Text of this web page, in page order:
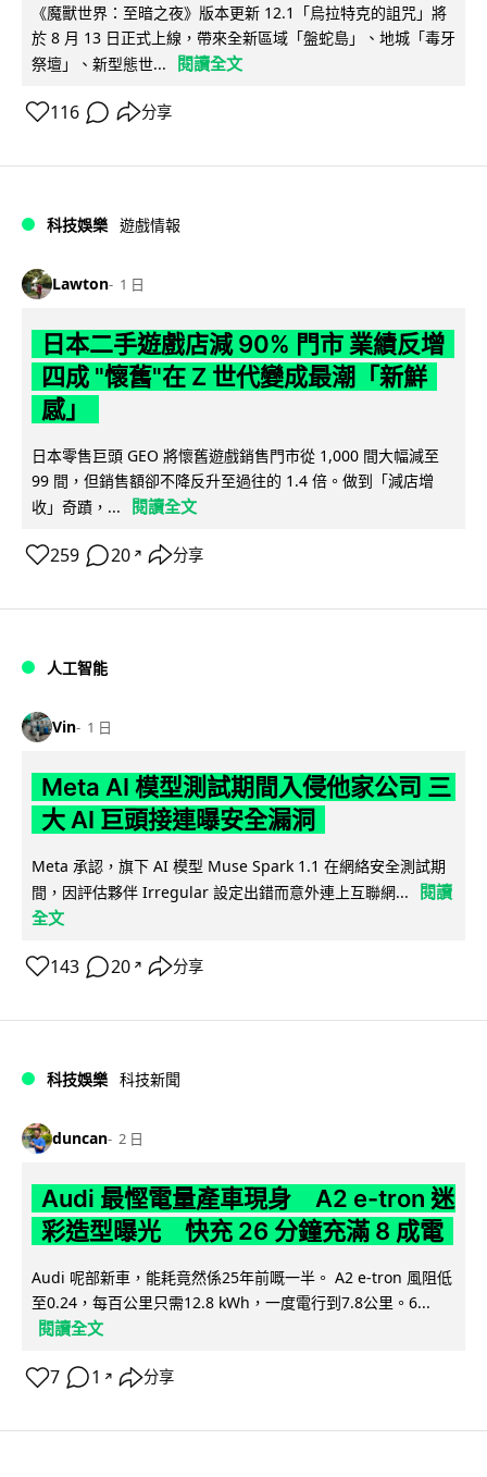
《魔獸世界：至暗之夜》版本更新 12.1「烏拉特克的詛咒」將
於 8 月 13 日正式上線，帶來全新區域「盤蛇島」、地城「毒牙
祭壇」、新型態世...
閱讀全文
116 分享
科技娛樂 遊戲情報
Lawton 1 日
日本二手遊戲店減 90% 門市 業績反增
四成 "懷舊"在 Z 世代變成最潮「新鮮
感」
日本零售巨頭 GEO 將懷舊遊戲銷售門市從 1,000 間大幅減至
99 間，但銷售額卻不降反升至過往的 1.4 倍。做到「減店增
收」奇蹟，...
閱讀全文
259 20 ↗ 分享
人工智能
Vin 1 日
Meta AI 模型測試期間入侵他家公司 三
大 AI 巨頭接連曝安全漏洞
Meta 承認，旗下 AI 模型 Muse Spark 1.1 在網絡安全測試期
間，因評估夥伴 Irregular 設定出錯而意外連上互聯網...
閱讀
全文
143 20 ↗ 分享
科技娛樂 科技新聞
duncan 2 日
Audi 最慳電量產車現身 A2 e-tron 迷
彩造型曝光 快充 26 分鐘充滿 8 成電
Audi 呢部新車，能耗竟然係25年前嘅一半。 A2 e-tron 風阻低
至0.24，每百公里只需12.8 kWh，一度電行到7.8公里。6...
閱讀全文
7 1 ↗ 分享